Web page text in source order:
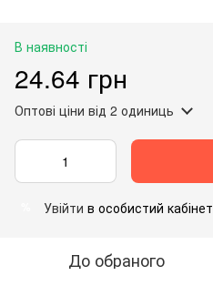
В наявності
24.64 грн
Оптові ціни від 2 одиниць
Увійти в особистий кабінет
До обраного